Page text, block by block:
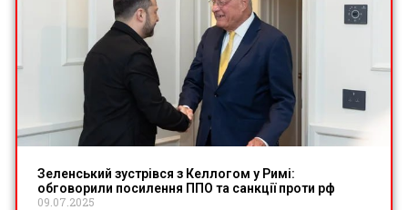
Зеленський зустрівся з Келлогом у Римі:
обговорили посилення ППО та санкції проти рф
09.07.2025